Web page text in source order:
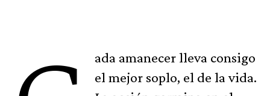
ada amanecer lleva consigo
el mejor soplo, el de la vida.